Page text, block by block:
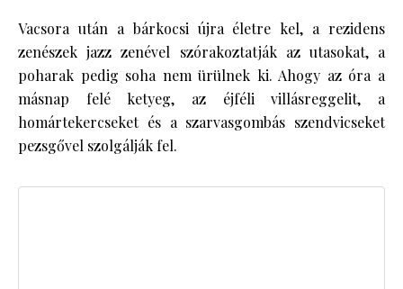
Vacsora után a bárkocsi újra életre kel, a rezidens
zenészek jazz zenével szórakoztatják az utasokat, a
poharak pedig soha nem ürülnek ki. Ahogy az óra a
másnap felé ketyeg, az éjféli villásreggelit, a
homártekercseket és a szarvasgombás szendvicseket
pezsgővel szolgálják fel.